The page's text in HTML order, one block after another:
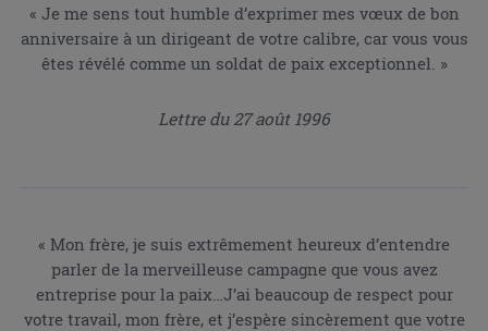
« Je me sens tout humble d’exprimer mes vœux de bon
anniversaire à un dirigeant de votre calibre, car vous vous
êtes révélé comme un soldat de paix exceptionnel. »
Lettre du 27 août 1996
« Mon frère, je suis extrêmement heureux d’entendre
parler de la merveilleuse campagne que vous avez
entreprise pour la paix…J’ai beaucoup de respect pour
votre travail, mon frère, et j’espère sincèrement que votre